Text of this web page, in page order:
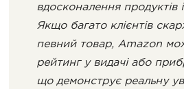
вдосконалення продуктів
Якщо багато клієнтів
певний товар, Amazon
рейтинг у видачі або
що демонструє реальну